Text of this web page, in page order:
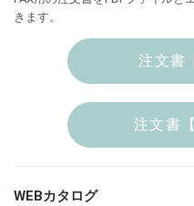
きます。
注文書
注文書
WEBカタログ